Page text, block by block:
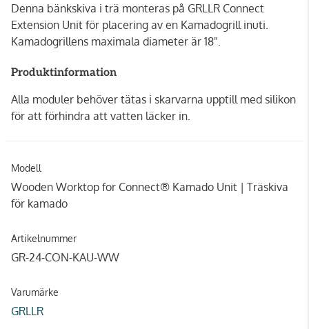
Denna bänkskiva i trä monteras på GRLLR Connect
Extension Unit för placering av en Kamadogrill inuti.
Kamadogrillens maximala diameter är 18".
Produktinformation
Alla moduler behöver tätas i skarvarna upptill med silikon
för att förhindra att vatten läcker in.
Modell
Wooden Worktop for Connect® Kamado Unit | Träskiva
för kamado
Artikelnummer
GR-24-CON-KAU-WW
Varumärke
GRLLR